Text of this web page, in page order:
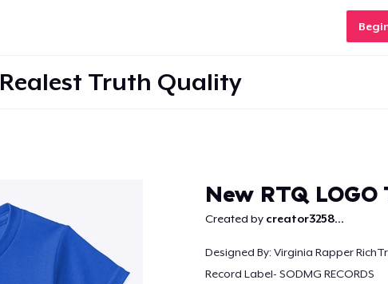
Realest Truth Quality
New RTQ
Created by creator3258...
Designed By: Virginia Rapper
Record Label- SODMG RECORDS